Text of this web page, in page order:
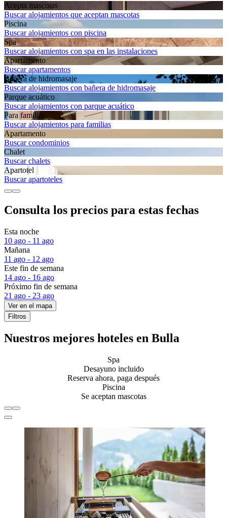
Acepta mascotas
Buscar alojamientos que aceptan mascotas
Piscina
Buscar alojamientos con piscina
Spa
Buscar alojamientos con spa en las instalaciones
Apartamento
Buscar apartamentos
Bañera de hidromasaje
Buscar alojamientos con bañera de hidromasaje
Parque acuático
Buscar alojamientos con parque acuático
Para familias
Buscar alojamientos para familias
Apartamento
Buscar condominios
Chalet
Buscar chalets
Apartotel
Buscar apartoteles
Consulta los precios para estas fechas
Esta noche
10 ago - 11 ago
Mañana
11 ago - 12 ago
Este fin de semana
14 ago - 16 ago
Próximo fin de semana
21 ago - 23 ago
Ver en el mapa
Filtros
Nuestros mejores hoteles en Bulla
Spa
Desayuno incluido
Reserva ahora, paga después
Piscina
Se aceptan mascotas